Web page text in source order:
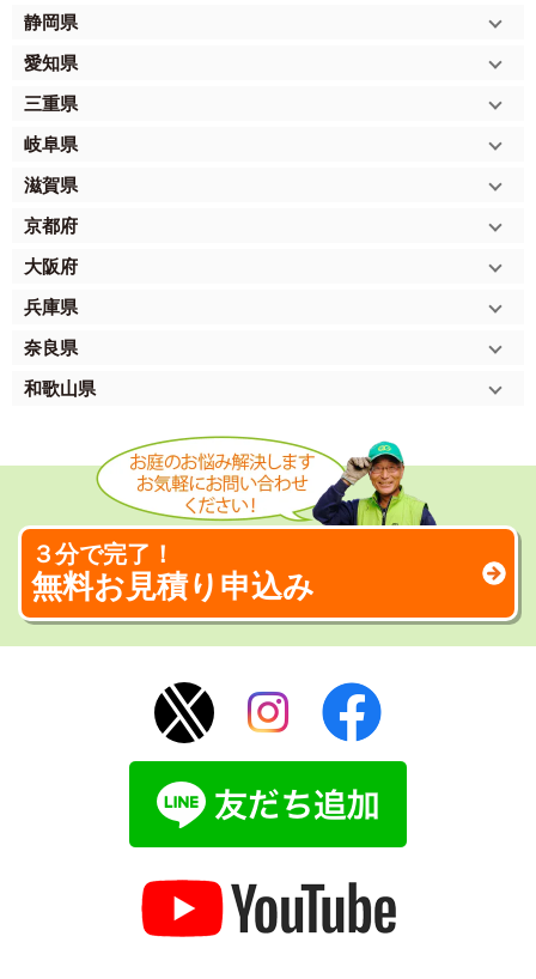
静岡県
愛知県
三重県
岐阜県
滋賀県
京都府
大阪府
兵庫県
奈良県
和歌山県
３分で完了！
無料お見積り申込み